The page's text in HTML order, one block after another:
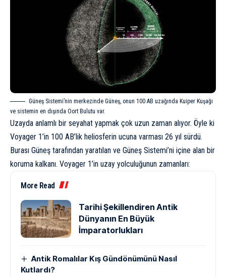
Güneş Sistemi’nin merkezinde Güneş, onun 100 AB uzağında Kuiper Kuşağı
ve sistemin en dışında Oort Bulutu var.
Uzayda anlamlı bir seyahat yapmak çok uzun zaman alıyor. Öyle ki
Voyager 1’in 100 AB’lik heliosferin ucuna varması 26 yıl sürdü.
Burası Güneş tarafından yaratılan ve Güneş Sistemi’ni içine alan bir
koruma kalkanı. Voyager 1’in uzay yolculuğunun zamanları:
More Read
Tarihi Şekillendiren Antik
Dünyanın En Büyük
İmparatorlukları
Antik Romalılar Kış Gündönümünü Nasıl
Kutlardı?